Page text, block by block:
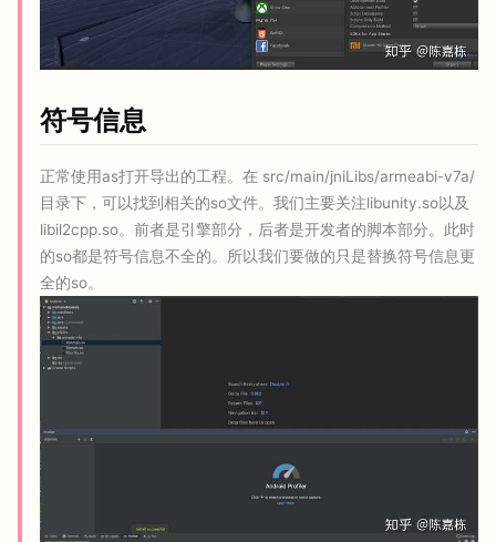
符号信息
正常使用as打开导出的工程。在 src/main/jniLibs/armeabi-v7a/
目录下，可以找到相关的so文件。我们主要关注libunity.so以及
libil2cpp.so。前者是引擎部分，后者是开发者的脚本部分。此时
的so都是符号信息不全的。所以我们要做的只是替换符号信息更
全的so。